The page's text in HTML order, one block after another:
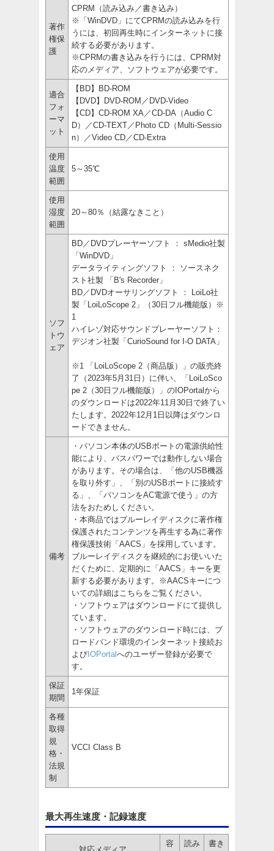
著作
権保
護
CPRM（読み込み／書き込み）
※「WinDVD」にてCPRMの読み込みを行
うには、初回再生時にインターネットに接
続する必要があります。
※CPRMの書き込みを行うには、CPRM対
応のメディア、ソフトウェアが必要です。
適合
フォ
ーマ
ット
【BD】BD-ROM
【DVD】DVD-ROM／DVD-Video
【CD】CD-ROM XA／CD-DA（Audio C
D）／CD-TEXT／Photo CD（Multi-Sessio
n）／Video CD／CD-Extra
使用
温度
範囲
5～35℃
使用
湿度
範囲
20～80％（結露なきこと）
ソフ
トウ
ェア
BD／DVDプレーヤーソフト ： sMedio社製
「WinDVD」
データライティングソフト ： ソースネク
スト社製 「B's Recorder」
BD／DVDオーサリングソフト ： LoiLo社
製「LoiLoScope 2」（30日フル機能版）※
1
ハイレゾ対応サウンドプレーヤーソフト：
デジオン社製「CurioSound for I-O DATA」
※1 「LoiLoScope 2（商品版）」の販売終
了（2023年5月31日）に伴い、「LoiLoSco
pe 2（30日フル機能版）」のIOPortalから
のダウンロードは2022年11月30日で終了い
たします。2022年12月1日以降はダウンロ
ードできません。
備考
・パソコン本体のUSBポートの電源供給性
能により、バスパワーでは動作しない場合
があります。その場合は、「他のUSB機器
を取り外す」、「別のUSBポートに接続す
る」、「パソコンをAC電源で使う」の方
法をおためしください。
・本商品ではブルーレイディスクに著作権
保護されたコンテンツを再生する為に著作
権保護技術「AACS」を採用しています。
ブルーレイディスクを継続的にお使いいた
だくために、定期的に「AACS」キーを更
新する必要があります。※AACSキーにつ
いての詳細はこちらをご覧ください。
・ソフトウェアはダウンロードにて提供し
ています。
・ソフトウェアのダウンロード時には、ブ
ロードバンド環境のインターネット接続お
よび IOPortal へのユーザー登録が必要で
す。
保証
期間
1年保証
各種
取得
規
格・
法規
制
VCCI Class B
最大再生速度・記録速度
容
読み
書き